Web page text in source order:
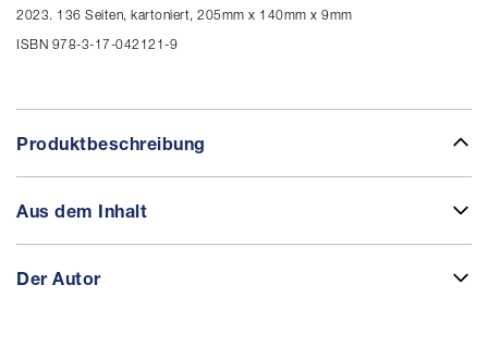
2023. 136 Seiten, kartoniert, 205mm x 140mm x 9mm
ISBN 978-3-17-042121-9
Produktbeschreibung
Aus dem Inhalt
Der Autor